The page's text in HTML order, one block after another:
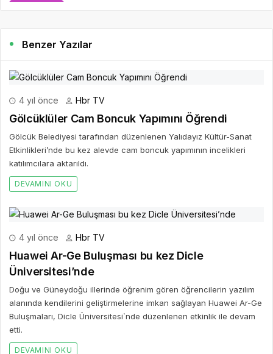
Benzer Yazılar
4 yıl önce Hbr TV
Gölcüklüler Cam Boncuk Yapımını Öğrendi
Gölcük Belediyesi tarafından düzenlenen Yalıdayız Kültür-Sanat
Etkinlikleri’nde bu kez alevde cam boncuk yapımının incelikleri
katılımcılara aktarıldı.
DEVAMINI OKU
4 yıl önce Hbr TV
Huawei Ar-Ge Buluşması bu kez Dicle
Üniversitesi’nde
Doğu ve Güneydoğu illerinde öğrenim gören öğrencilerin yazılım
alanında kendilerini geliştirmelerine imkan sağlayan Huawei Ar-Ge
Buluşmaları, Dicle Üniversitesi`nde düzenlenen etkinlik ile devam
etti.
DEVAMINI OKU